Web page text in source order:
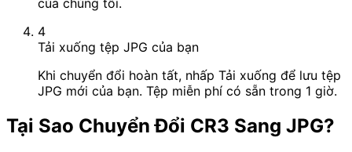
4
Tải xuống tệp JPG của bạn
Khi chuyển đổi hoàn tất, nhấp Tải xuống để lưu tệp
JPG mới của bạn. Tệp miễn phí có sẵn trong 1 giờ.
Tại Sao Chuyển Đổi CR3 Sang JPG?